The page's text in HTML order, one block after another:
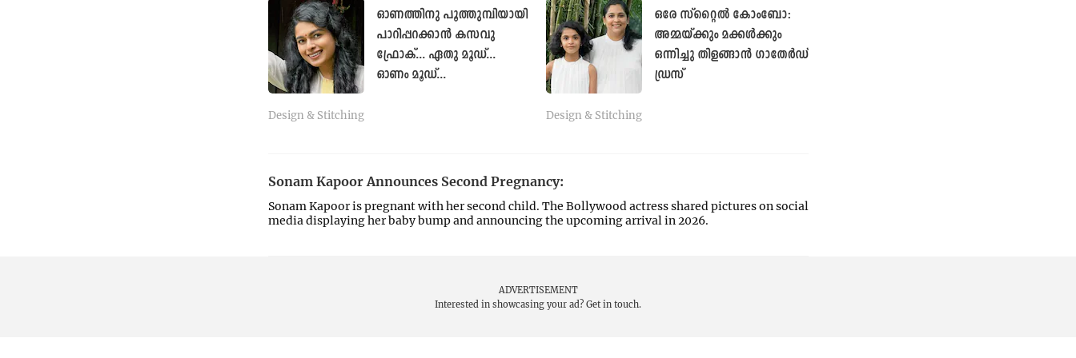
ഓണത്തിനു പൂത്തുമ്പിയായി
പാറിപ്പറക്കാൻ കസവു
ഫ്രോക്... ഏതു മൂഡ്...
ഓണം മൂഡ്...
Design & Stitching
ഒരേ സ്റ്റൈൽ കോംബോ:
അമ്മയ്ക്കും മക്കൾക്കും
ഒന്നിച്ചു തിളങ്ങാൻ ഗാതേർഡ്
ഡ്രസ്
Design & Stitching
Sonam Kapoor Announces Second Pregnancy:
Sonam Kapoor is pregnant with her second child. The Bollywood actress shared pictures on social
media displaying her baby bump and announcing the upcoming arrival in 2026.
ADVERTISEMENT
Interested in showcasing your ad? Get in touch.